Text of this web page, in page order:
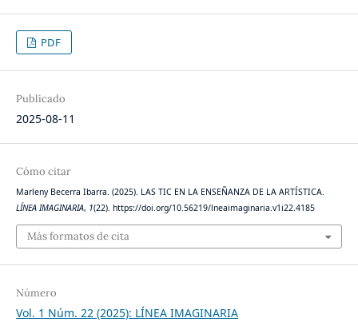
PDF
Publicado
2025-08-11
Cómo citar
Marleny Becerra Ibarra. (2025). LAS TIC EN LA ENSEÑANZA DE LA ARTÍSTICA.
LÍNEA IMAGINARIA, 1(22). https://doi.org/10.56219/lneaimaginaria.v1i22.4185
Más formatos de cita
Número
Vol. 1 Núm. 22 (2025): LÍNEA IMAGINARIA